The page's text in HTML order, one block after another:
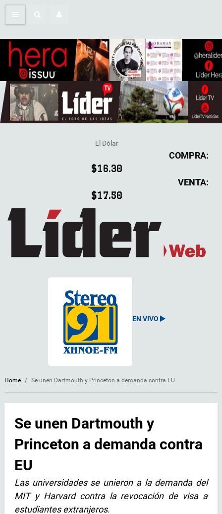
El Dólar
COMPRA:
$16.30
VENTA:
$17.50
EN VIVO
Home / Se unen Dartmouth y Princeton a demanda contra EU
Se unen Dartmouth y
Princeton a demanda contra
EU
Las universidades se unieron a la demanda del
MIT y Harvard contra la revocación de visa a
estudiantes extranjeros.